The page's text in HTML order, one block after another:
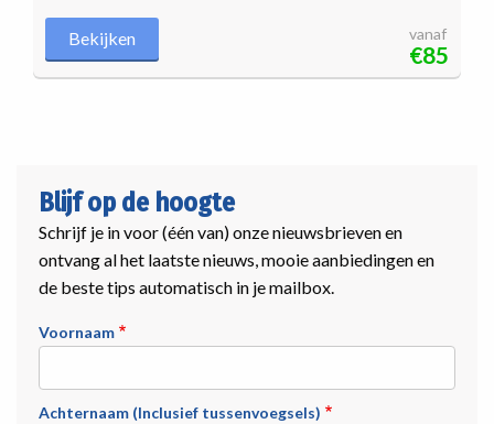
Bekijken vanaf
€85
Blijf op de hoogte
Schrijf je in voor (één van) onze nieuwsbrieven en
ontvang al het laatste nieuws, mooie aanbiedingen en
de beste tips automatisch in je mailbox.
Voornaam
Achternaam (Inclusief tussenvoegsels)